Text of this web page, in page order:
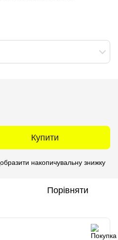
Купити
накопичувальну знижку
Порівняти